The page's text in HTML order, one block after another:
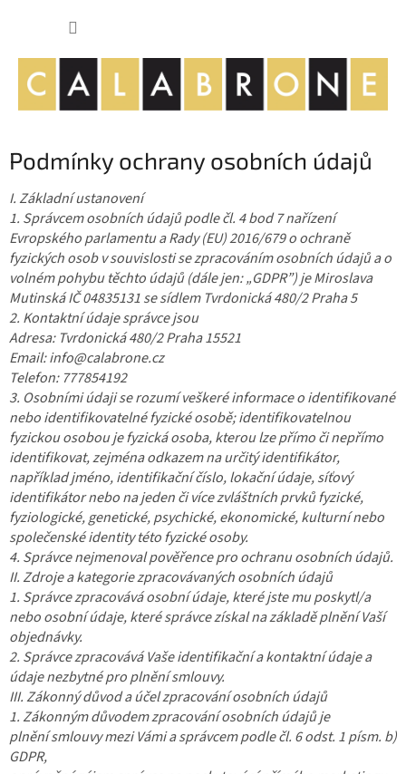
Podmínky ochrany osobních údajů
I. Základní ustanovení
1. Správcem osobních údajů podle čl. 4 bod 7 nařízení
Evropského parlamentu a Rady (EU) 2016/679 o ochraně
fyzických osob v souvislosti se zpracováním osobních údajů a o
volném pohybu těchto údajů (dále jen: „GDPR”) je Miroslava
Mutinská IČ 04835131 se sídlem Tvrdonická 480/2 Praha 5
2. Kontaktní údaje správce jsou
Adresa: Tvrdonická 480/2 Praha 15521
Email: info@calabrone.cz
Telefon: 777854192
3. Osobními údaji se rozumí veškeré informace o identifikované
nebo identifikovatelné fyzické osobě; identifikovatelnou
fyzickou osobou je fyzická osoba, kterou lze přímo či nepřímo
identifikovat, zejména odkazem na určitý identifikátor,
například jméno, identifikační číslo, lokační údaje, síťový
identifikátor nebo na jeden či více zvláštních prvků fyzické,
fyziologické, genetické, psychické, ekonomické, kulturní nebo
společenské identity této fyzické osoby.
4. Správce nejmenoval pověřence pro ochranu osobních údajů.
II. Zdroje a kategorie zpracovávaných osobních údajů
1. Správce zpracovává osobní údaje, které jste mu poskytl/a
nebo osobní údaje, které správce získal na základě plnění Vaší
objednávky.
2. Správce zpracovává Vaše identifikační a kontaktní údaje a
údaje nezbytné pro plnění smlouvy.
III. Zákonný důvod a účel zpracování osobních údajů
1. Zákonným důvodem zpracování osobních údajů je
plnění smlouvy mezi Vámi a správcem podle čl. 6 odst. 1 písm. b)
GDPR,